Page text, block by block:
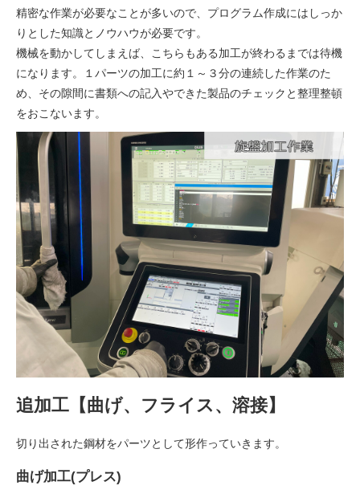
精密な作業が必要なことが多いので、プログラム作成にはしっか
りとした知識とノウハウが必要です。
機械を動かしてしまえば、こちらもある加工が終わるまでは待機
になります。１パーツの加工に約１～３分の連続した作業のた
め、その隙間に書類への記入やできた製品のチェックと整理整頓
をおこないます。
追加工【曲げ、フライス、溶接】
切り出された鋼材をパーツとして形作っていきます。
曲げ加工(プレス)